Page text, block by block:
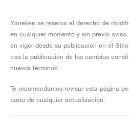
Yáneken se reserva el derecho de
en cualquier momento y sin previo
en vigor desde su publicación en el
tras la publicación de los cambios
nuevos términos.
Te recomendamos revisar esta página
tanto de cualquier actualización.